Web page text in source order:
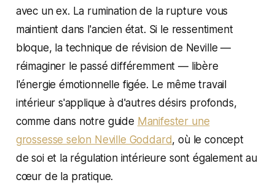
avec un ex. La rumination de la rupture vous
maintient dans l'ancien état. Si le ressentiment
bloque, la technique de révision de Neville —
réimaginer le passé différemment — libère
l'énergie émotionnelle figée. Le même travail
intérieur s'applique à d'autres désirs profonds,
comme dans notre guide Manifester une
grossesse selon Neville Goddard, où le concept
de soi et la régulation intérieure sont également au
cœur de la pratique.